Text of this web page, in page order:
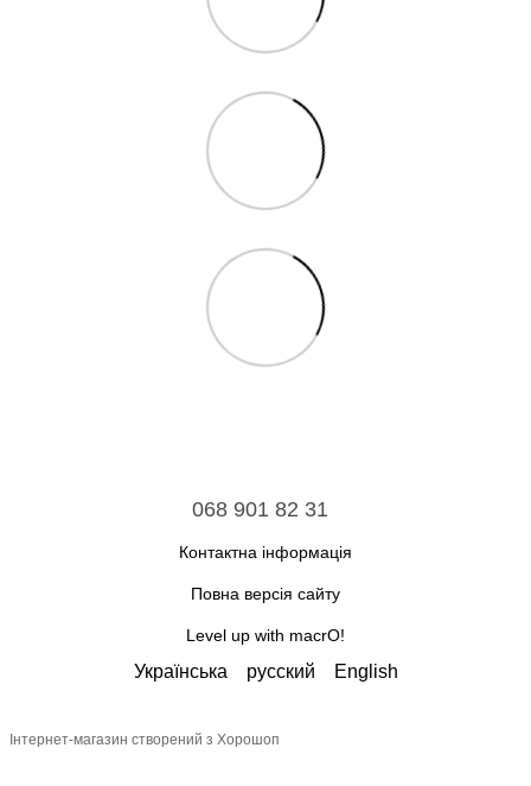
068 901 82 31
Контактна інформація
Повна версія сайту
Level up with macrO!
Українська русский English
Інтернет-магазин створений з Хорошоп